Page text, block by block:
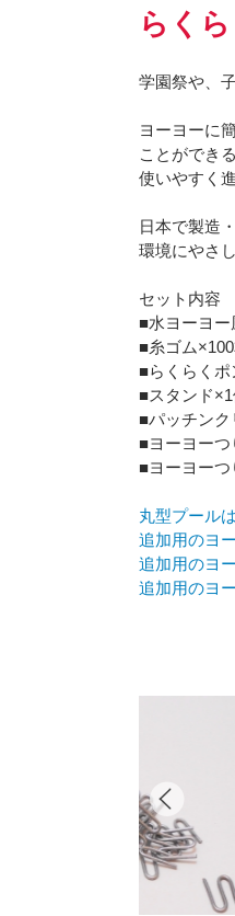
らく
学園祭や、
ヨーヨーに
ことができ
使いやすく
日本で製造
環境にやさ
セット内容
■水ヨーヨー
■糸ゴム
■らくらくポ
■スタンド×1
■パッチン
■ヨーヨーつ
■ヨーヨーつ
丸型プール
追加用のヨ
追加用のヨ
追加用のヨ